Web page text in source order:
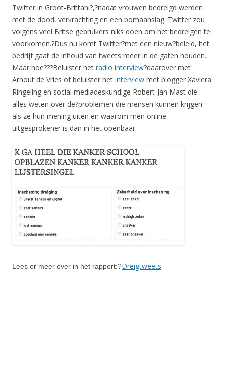
Twitter in Groot-Brittani?,?nadat vrouwen bedreigd werden
met de dood, verkrachting en een bomaanslag. Twitter zou
volgens veel Britse gebruikers niks doen om het bedreigen te
voorkomen.?Dus nu komt Twitter?met een nieuw?beleid, het
bedrijf gaat de inhoud van tweets meer in de gaten houden.
Maar hoe???Beluister het radio interview?daarover met
Arnout de Vries of beluister het interview met blogger Xaviera
Ringeling en social mediadeskundige Robert-Jan Mast die
alles weten over de?problemen die mensen kunnen krijgen
als ze hun mening uiten en waarom men online
uitgesprokener is dan in het openbaar.
Lees er meer over in het rapport:?Dreigtweets